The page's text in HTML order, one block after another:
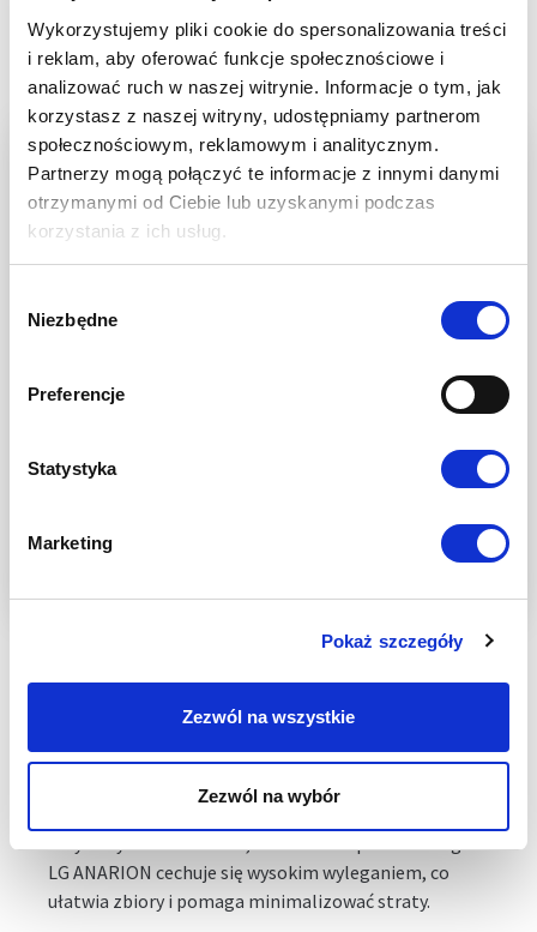
Wykorzystujemy pliki cookie do spersonalizowania treści
i reklam, aby oferować funkcje społecznościowe i
analizować ruch w naszej witrynie. Informacje o tym, jak
korzystasz z naszej witryny, udostępniamy partnerom
społecznościowym, reklamowym i analitycznym.
Partnerzy mogą połączyć te informacje z innymi danymi
otrzymanymi od Ciebie lub uzyskanymi podczas
korzystania z ich usług.
zgody
Niezbędne
Preferencje
Statystyka
Marketing
Pokaż szczegóły
Zezwól na wszystkie
Zezwól na wybór
Aby osiągnąć najlepsze efekty w uprawie rzepaku
ozimego LG ANARION, ważne jest odpowiednie
dopasowanie normy wysiewu do terminu siewu. Przy
wczesnym siewie zaleca się wysiew na poziomie 35–40
nasion na metr kwadratowy. Gdy siew
przeprowadzany jest w optymalnym terminie, norma
powinna wynosić 40–45 nasion na metr kwadratowy.
W przypadku późniejszego siewu warto zwiększyć
zapewnić równomierny wzrost i właściwą gęstość
ODPORNOŚĆ
RZEPAKU OZIMEGO
LG ANARION NA
CHOROBY
LG ANARION to odmiana rzepaku ozimego o
oraz na bardzo wysoką odpornością na wirusa
żółtaczki (TuYV). Rzepak ozimy LG ANARION wykazuje
również wysoką odporność na suchą zgniliznę
krzyżowych. Dodatkowo, odmiana rzepaku ozimego
LG ANARION cechuje się wysokim wyleganiem, co
ułatwia zbiory i pomaga minimalizować straty.